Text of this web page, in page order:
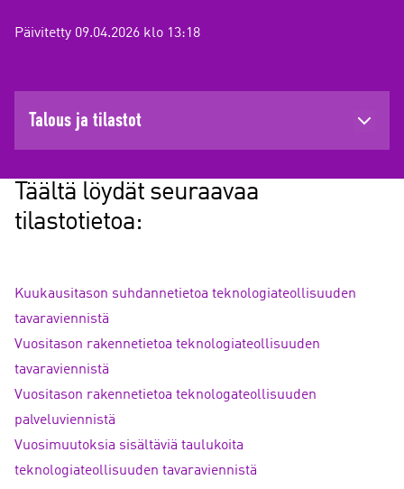
Päivitetty 09.04.2026 klo 13:18
Talous ja tilastot
Täältä löydät seuraavaa
tilastotietoa:
Kuukausitason suhdannetietoa teknologiateollisuuden
tavaraviennistä
Vuositason rakennetietoa teknologiateollisuuden
tavaraviennistä
Vuositason rakennetietoa teknologateollisuuden
palveluviennistä
Vuosimuutoksia sisältäviä taulukoita
teknologiateollisuuden tavaraviennistä